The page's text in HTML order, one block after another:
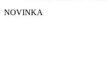
NOVINKA